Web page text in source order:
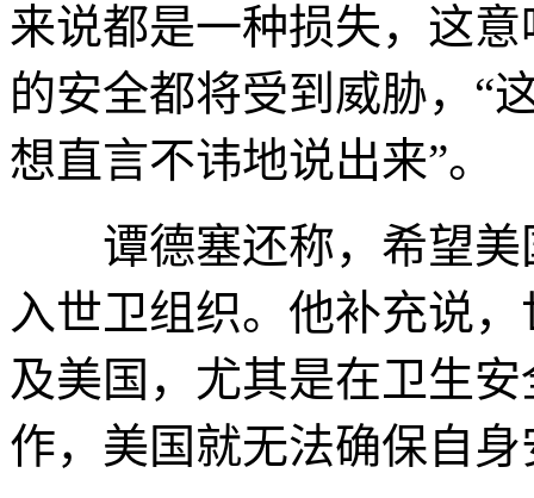
来说都是一种损失，这
的安全都将受到威胁，“
想直言不讳地说出来”。
谭德塞还称，希望美
入世卫组织。他补充说
及美国，尤其是在卫生
作，美国就无法确保自身